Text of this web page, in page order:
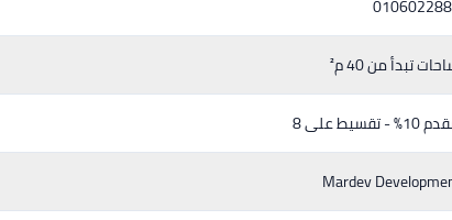
تبدأ من 40 م²
- تقسيط على 8
Mardev